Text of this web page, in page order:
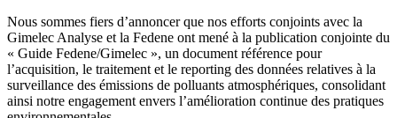
Nous sommes fiers d’annoncer que nos efforts conjoints avec la
Gimelec Analyse et la Fedene ont mené à la publication conjointe du
« Guide Fedene/Gimelec », un document référence pour
l’acquisition, le traitement et le reporting des données relatives à la
surveillance des émissions de polluants atmosphériques, consolidant
ainsi notre engagement envers l’amélioration continue des pratiques